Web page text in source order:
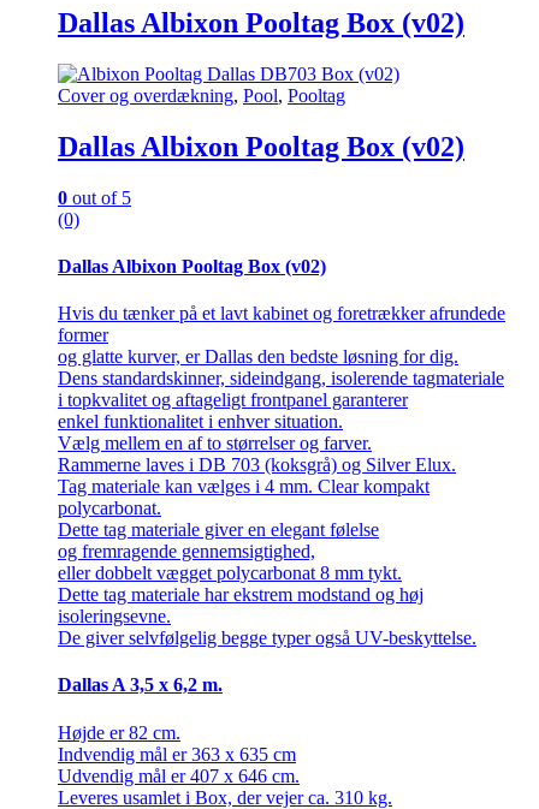
Dallas Albixon Pooltag Box (v02)
Cover og overdækning, Pool, Pooltag
Dallas Albixon Pooltag Box (v02)
0 out of 5
(0)
Dallas Albixon Pooltag Box (v02)
Hvis du tænker på et lavt kabinet og foretrækker afrundede
former
og glatte kurver, er Dallas den bedste løsning for dig.
Dens standardskinner, sideindgang, isolerende tagmateriale
i topkvalitet og aftageligt frontpanel garanterer
enkel funktionalitet i enhver situation.
Vælg mellem en af ​​to størrelser og farver.
Rammerne laves i DB 703 (koksgrå) og Silver Elux.
Tag materiale kan vælges i 4 mm. Clearkompakt
polycarbonat.
Dette tag materiale giver en elegant følelse
og fremragende gennemsigtighed,
eller dobbelt vægget polycarbonat 8 mm tykt.
Dette tag materiale har ekstrem modstand og høj
isoleringsevne.
De giver selvfølgelig begge typer også UV-beskyttelse.
Dallas A 3,5 x 6,2 m.
Højde er 82 cm.
Indvendig mål er 363 x 635 cm
Udvendig mål er 407 x 646 cm.
Leveres usamlet i Box, der vejer ca. 310 kg.